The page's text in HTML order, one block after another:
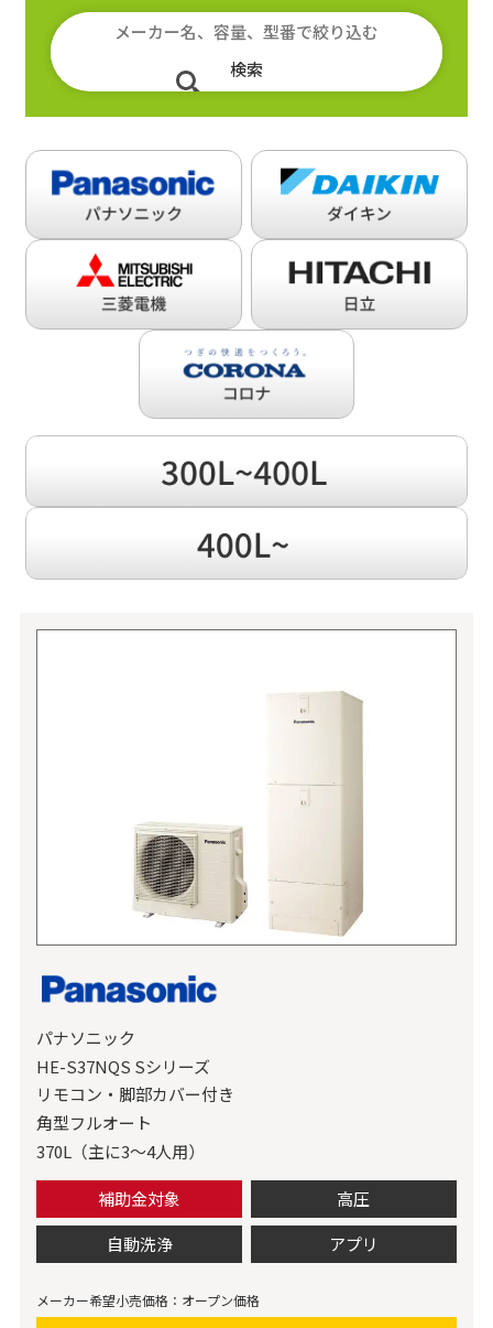
パナソニック
HE-S37NQS Sシリーズ
リモコン・脚部カバー付き
角型フルオート
370L（主に3〜4人用）
補助金対象
高圧
自動洗浄
アプリ
メーカー希望小売価格：オープン価格